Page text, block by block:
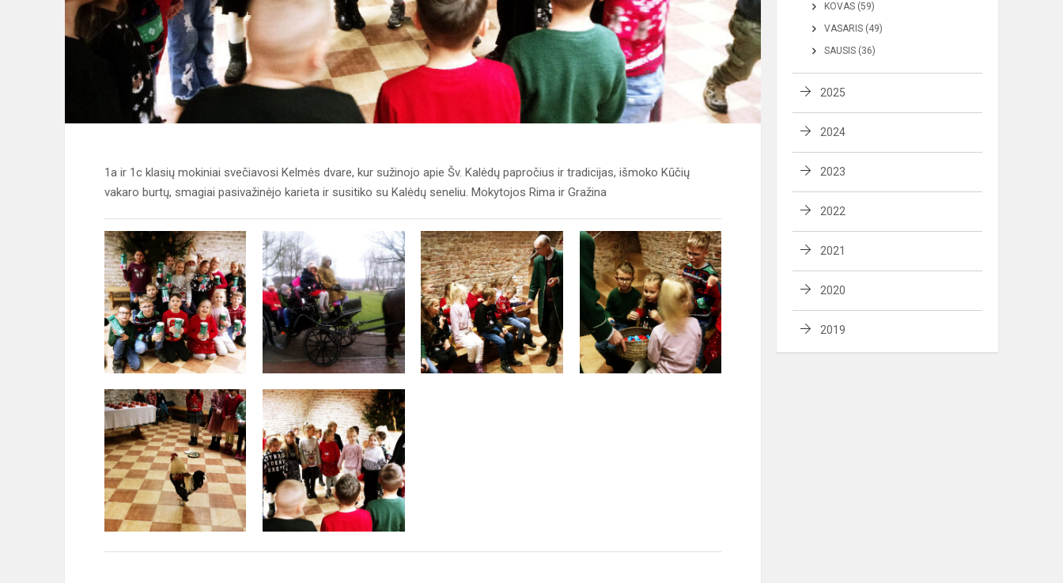
1a ir 1c klasių mokiniai svečiavosi Kelmės dvare, kur sužinojo apie Šv. Kalėdų papročius ir tradicijas, išmoko Kūčių
vakaro burtų, smagiai pasivažinėjo karieta ir susitiko su Kalėdų seneliu. Mokytojos Rima ir Gražina
KOVAS (59)
VASARIS (49)
SAUSIS (36)
2025
2024
2023
2022
2021
2020
2019